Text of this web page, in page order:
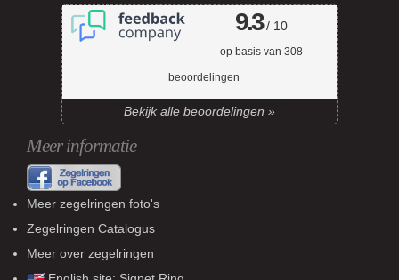
9.3/ 10
op basis van 308
beoordelingen
Bekijk alle beoordelingen »
Meer informatie
Meer zegelringen foto's
Zegelringen Catalogus
Meer over zegelringen